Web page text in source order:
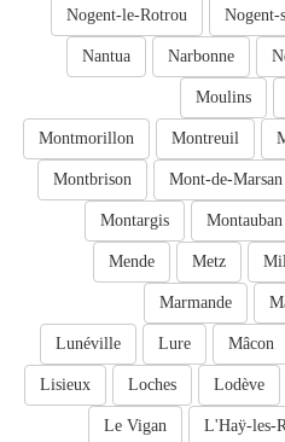
Nogent-
Nogent-le-Rotrou
Narbonne
Nantua
Moulins
Montreuil
Montmorillon
Mont-de-Marsan
Montbrison
Montauban
Montargis
Metz
Mende
Marmande
Mâcon
Lure
Lunéville
Lodève
Loches
Lisieux
L'Haÿ-les-
Le Vigan